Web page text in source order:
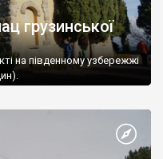
грузинської
на південному узбережжі